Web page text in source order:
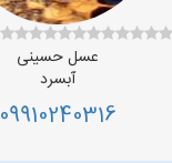
عسل حسینی
آبسرد
09910240316